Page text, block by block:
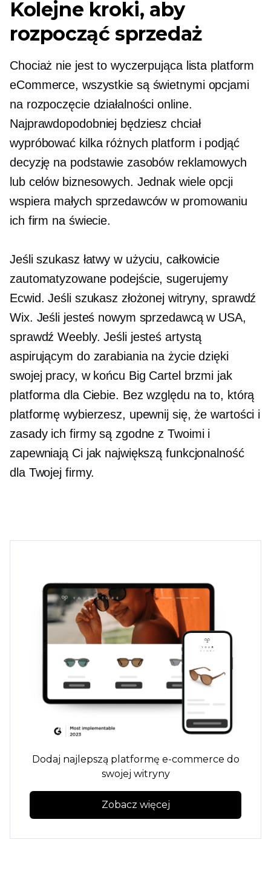
Kolejne kroki, aby
rozpocząć sprzedaż
Chociaż nie jest to wyczerpująca lista platform
eCommerce, wszystkie są świetnymi opcjami
na rozpoczęcie działalności online.
Najprawdopodobniej będziesz chciał
wypróbować kilka różnych platform i podjąć
decyzję na podstawie zasobów reklamowych
lub celów biznesowych. Jednak wiele opcji
wspiera małych sprzedawców w promowaniu
ich firm na świecie.
Jeśli szukasz łatwy w użyciu, całkowicie
zautomatyzowane podejście, sugerujemy
Ecwid. Jeśli szukasz złożonej witryny, sprawdź
Wix. Jeśli jesteś nowym sprzedawcą w USA,
sprawdź Weebly. Jeśli jesteś artystą
aspirującym do zarabiania na życie dzięki
swojej pracy, w końcu Big Cartel brzmi jak
platforma dla Ciebie. Bez względu na to, którą
platformę wybierzesz, upewnij się, że wartości i
zasady ich firmy są zgodne z Twoimi i
zapewniają Ci jak największą funkcjonalność
dla Twojej firmy.
Dodaj najlepszą platformę e-commerce do
swojej witryny
Zobacz więcej